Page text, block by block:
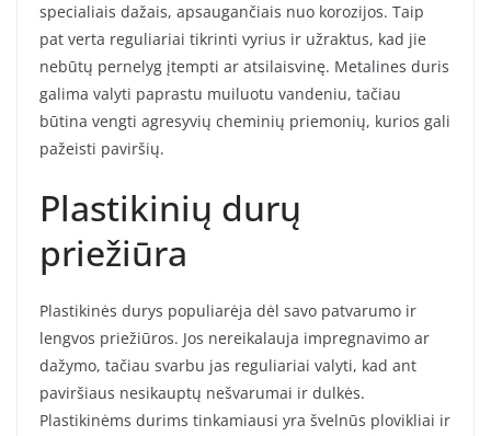
specialiais dažais, apsaugančiais nuo korozijos. Taip
pat verta reguliariai tikrinti vyrius ir užraktus, kad jie
nebūtų pernelyg įtempti ar atsilaisvinę. Metalines duris
galima valyti paprastu muiluotu vandeniu, tačiau
būtina vengti agresyvių cheminių priemonių, kurios gali
pažeisti paviršių.
Plastikinių durų
priežiūra
Plastikinės durys populiarėja dėl savo patvarumo ir
lengvos priežiūros. Jos nereikalauja impregnavimo ar
dažymo, tačiau svarbu jas reguliariai valyti, kad ant
paviršiaus nesikauptų nešvarumai ir dulkės.
Plastikinėms durims tinkamiausi yra švelnūs plovikliai ir